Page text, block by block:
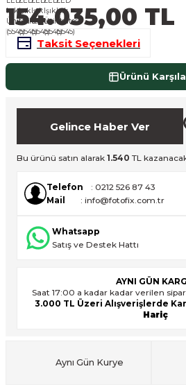
Cihazları
Standlar
Setleri
154.035,00 TL
Taksit Seçenekleri
Ürünü
Gelince Haber Ver
Bu ürünü satın alarak 1.540 TL
Telefon
: 0212 526 87 43
Mail
: info@fotofix.com.tr
Whatsapp
Satış ve Destek Hattı
AYNI GÜN
Saat 17:00 a kadar kadar verilen
3.000 TL Üzeri Alışverişlerde
Hariç
Aynı Gün Kurye